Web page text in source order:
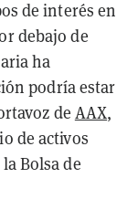
de interés en
debajo de
ha
podría estar
de AAX,
de activos
Bolsa de